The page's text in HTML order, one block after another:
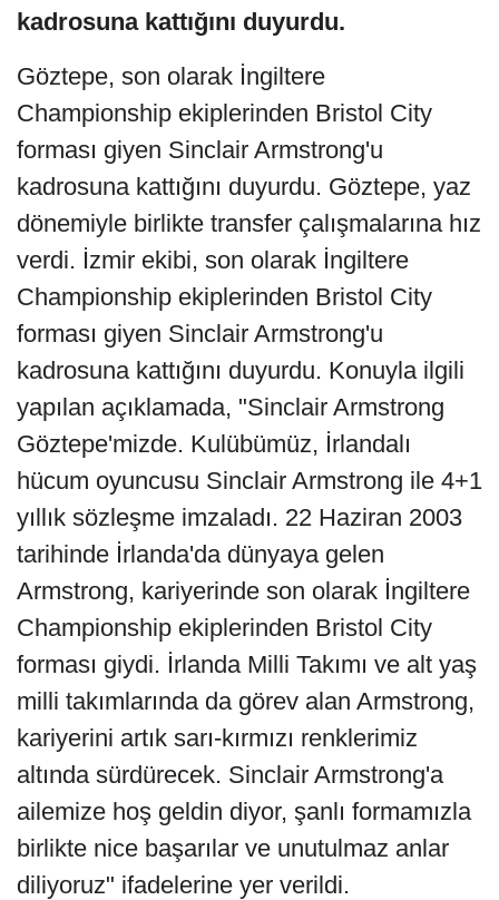
kadrosuna kattığını duyurdu.
Göztepe, son olarak İngiltere
Championship ekiplerinden Bristol City
forması giyen Sinclair Armstrong'u
kadrosuna kattığını duyurdu. Göztepe, yaz
dönemiyle birlikte transfer çalışmalarına hız
verdi. İzmir ekibi, son olarak İngiltere
Championship ekiplerinden Bristol City
forması giyen Sinclair Armstrong'u
kadrosuna kattığını duyurdu. Konuyla ilgili
yapılan açıklamada, "Sinclair Armstrong
Göztepe'mizde. Kulübümüz, İrlandalı
hücum oyuncusu Sinclair Armstrong ile 4+1
yıllık sözleşme imzaladı. 22 Haziran 2003
tarihinde İrlanda'da dünyaya gelen
Armstrong, kariyerinde son olarak İngiltere
Championship ekiplerinden Bristol City
forması giydi. İrlanda Milli Takımı ve alt yaş
milli takımlarında da görev alan Armstrong,
kariyerini artık sarı-kırmızı renklerimiz
altında sürdürecek. Sinclair Armstrong'a
ailemize hoş geldin diyor, şanlı formamızla
birlikte nice başarılar ve unutulmaz anlar
diliyoruz" ifadelerine yer verildi.